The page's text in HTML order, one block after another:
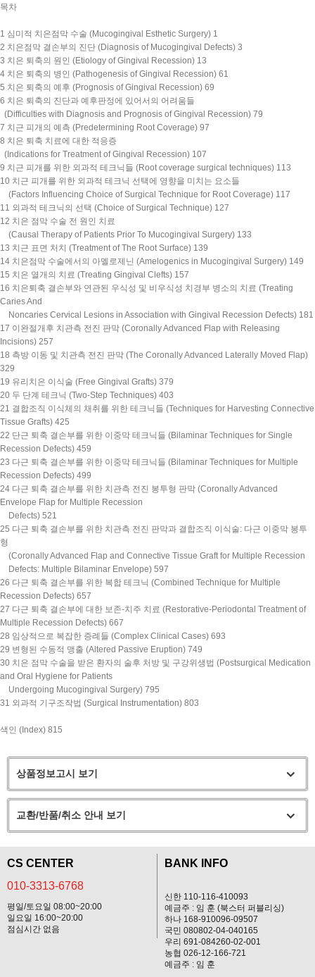
목차
1 심미적 치은점막 수술 (Mucogingival Esthetic Surgery) 1
2 치은점막 결손부의 진단 (Diagnosis of Mucogingival Defects) 3
3 치은 퇴축의 원인 (Etiology of Gingival Recession) 13
4 치은 퇴축의 병인 (Pathogenesis of Gingival Recession) 61
5 치은 퇴축의 예후 (Prognosis of Gingival Recession) 69
6 치은 퇴축의 진단과 예후판정에 있어서의 어려움들
(Difficulties with Diagnosis and Prognosis of Gingival Recession) 79
7 치근 피개의 예측 (Predetermining Root Coverage) 97
8 치은 퇴축 치료에 대한 적응증
(Indications for Treatment of Gingival Recession) 107
9 치근 피개를 위한 외과적 테크닉들 (Root coverage surgical techniques) 113
10 치근 피개를 위한 외과적 테크닉 선택에 영향을 미치는 요소들
(Factors Influencing Choice of Surgical Technique for Root Coverage) 117
11 외과적 테크닉의 선택 (Choice of Surgical Technique) 127
12 치은 점막 수술 전 원인 치료
(Causal Therapy of Patients Prior To Mucogingival Surgery) 133
13 치근 표면 처치 (Treatment of The Root Surface) 139
14 치은점막 수술에서의 아멜로제닌 (Amelogenics in Mucogingival Surgery) 149
15 치은 열개의 치료 (Treating Gingival Clefts) 157
16 치은퇴축 결손부와 연관된 우식성 및 비우식성 치경부 병소의 치료 (Treating
Caries And
Noncaries Cervical Lesions in Association with Gingival Recession Defects) 181
17 이완절개후 치관측 전진 판막 (Coronally Advanced Flap with Releasing
Incisions) 257
18 측방 이동 및 치관측 전진 판막 (The Coronally Advanced Laterally Moved Flap)
329
19 유리치은 이식술 (Free Gingival Grafts) 379
20 두 단계 테크닉 (Two-Step Techniques) 403
21 결합조직 이식체의 채취를 위한 테크닉들 (Techniques for Harvesting Connective
Tissue Grafts) 425
22 단근 퇴축 결손부를 위한 이중막 테크닉들 (Bilaminar Techniques for Single
Recession Defects) 459
23 다근 퇴축 결손부를 위한 이중막 테크닉들 (Bilaminar Techniques for Multiple
Recession Defects) 499
24 다근 퇴축 결손부를 위한 치관측 전진 봉투형 판막 (Coronally Advanced
Envelope Flap for Multiple Recession
Defects) 521
25 다근 퇴축 결손부를 위한 치관측 전진 판막과 결합조직 이식술: 다근 이중막 봉투
형
(Coronally Advanced Flap and Connective Tissue Graft for Multiple Recession
Defects: Multiple Bilaminar Envelope) 597
26 다근 퇴축 결손부를 위한 복합 테크닉 (Combined Technique for Multiple
Recession Defects) 657
27 다근 퇴축 결손부에 대한 보존-치주 치료 (Restorative-Periodontal Treatment of
Multiple Recession Defects) 667
28 임상적으로 복잡한 증례들 (Complex Clinical Cases) 693
29 변형된 수동적 맹출 (Altered Passive Eruption) 749
30 치은 점막 수술을 받은 환자의 술후 처방 및 구강위생법 (Postsurgical Medication
and Oral Hygiene for Patients
Undergoing Mucogingival Surgery) 795
31 외과적 기구조작법 (Surgical Instrumentation) 803
색인 (Index) 815
상품정보고시 보기
교환/반품/취소 안내 보기
CS CENTER
010-3313-6768
평일/토요일 08:00~20:00
일요일 16:00~20:00
점심시간 없음
BANK INFO
신한 110-116-410093
예금주 : 임 훈 (북스터 퍼블리싱)
하나 168-910096-09507
국민 080802-04-040165
우리 691-084260-02-001
농협 026-12-166-721
예금주 : 임 훈